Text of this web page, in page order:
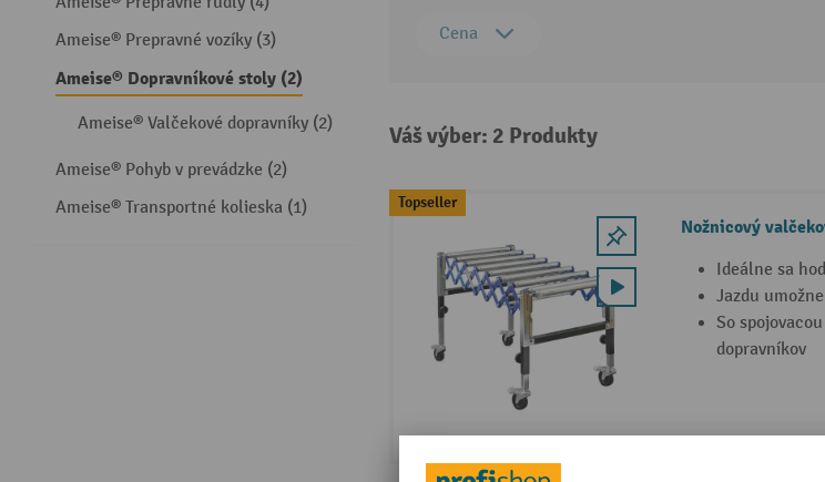
Ameise® Prepravné vozíky (3)
Ameise® Dopravníkové stoly (2)
Ameise® Valčekové dopravníky (2)
Ameise® Pohyb v prevádzke (2)
Ameise® Transportné kolieska (1)
Cena
Váš výber: 2 Produkty
Topseller
Nožnicový
Ideálne sa
Jazdu
So
dopravníkov